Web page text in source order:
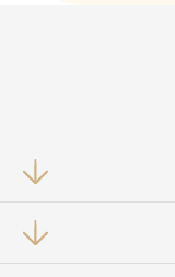
التي لا تستطيع دفع
يتم تنظيم هذه
الاتحادي الإماراتي.
يوفر قانون الإفلاس الاتحادي الإماراتي (المرسوم بقانون اتحادي رقم 9 لعام 2016)